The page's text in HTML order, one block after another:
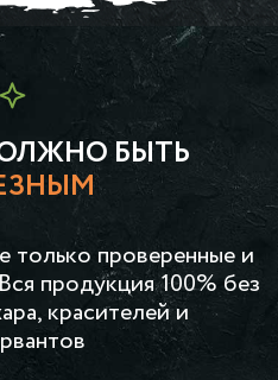
БЫТЬ
только проверенные и
продукция 100% без
красителей и